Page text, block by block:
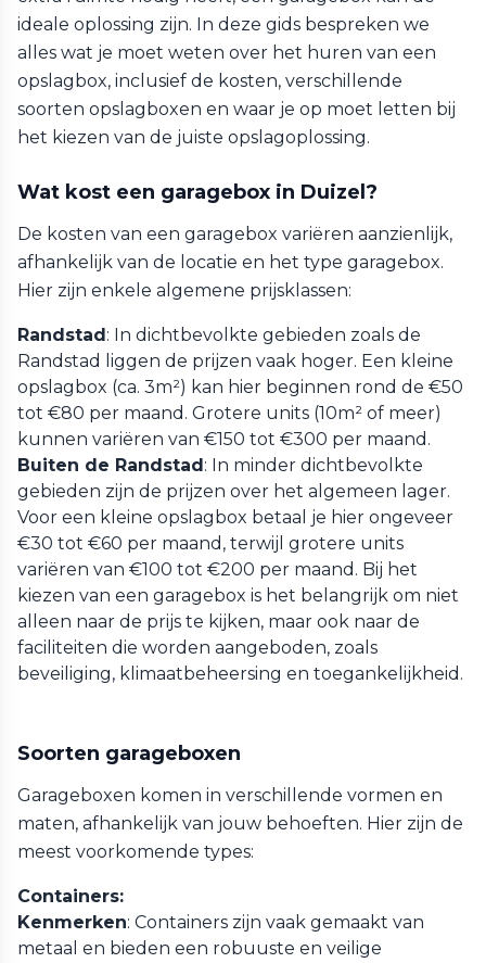
ideale oplossing zijn. In deze gids bespreken we
alles wat je moet weten over het huren van een
opslagbox, inclusief de kosten, verschillende
soorten opslagboxen en waar je op moet letten bij
het kiezen van de juiste opslagoplossing.
Wat kost een garagebox in Duizel?
De kosten van een garagebox variëren aanzienlijk,
afhankelijk van de locatie en het type garagebox.
Hier zijn enkele algemene prijsklassen:
Randstad: In dichtbevolkte gebieden zoals de
Randstad liggen de prijzen vaak hoger. Een kleine
opslagbox (ca. 3m²) kan hier beginnen rond de €50
tot €80 per maand. Grotere units (10m² of meer)
kunnen variëren van €150 tot €300 per maand.
Buiten de Randstad: In minder dichtbevolkte
gebieden zijn de prijzen over het algemeen lager.
Voor een kleine opslagbox betaal je hier ongeveer
€30 tot €60 per maand, terwijl grotere units
variëren van €100 tot €200 per maand. Bij het
kiezen van een garagebox is het belangrijk om niet
alleen naar de prijs te kijken, maar ook naar de
faciliteiten die worden aangeboden, zoals
beveiliging, klimaatbeheersing en toegankelijkheid.
Soorten garageboxen
Garageboxen komen in verschillende vormen en
maten, afhankelijk van jouw behoeften. Hier zijn de
meest voorkomende types:
Containers:
Kenmerken: Containers zijn vaak gemaakt van
metaal en bieden een robuuste en veilige